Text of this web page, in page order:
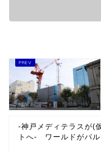
-神戸メディテラスが(
トへ- ワールドがパル